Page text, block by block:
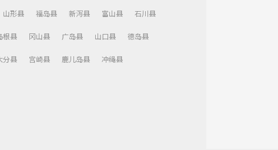
山形县 福岛县 新泻县 富山县 石川县
根县 冈山县 广岛县 山口县 德岛县
分县 宫崎县 鹿儿岛县 冲绳县